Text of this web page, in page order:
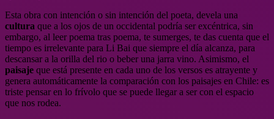
Esta obra con intención o sin intención del poeta, devela una
cultura que a los ojos de un occidental podría ser excéntrica, sin
embargo, al leer poema tras poema, te sumerges, te das cuenta que el
tiempo es irrelevante para Li Bai que siempre el día alcanza, para
descansar a la orilla del rio o beber una jarra vino. Asimismo, el
paisaje que está presente en cada uno de los versos es atrayente y
genera automáticamente la comparación con los paisajes en Chile: es
triste pensar en lo frívolo que se puede llegar a ser con el espacio
que nos rodea.